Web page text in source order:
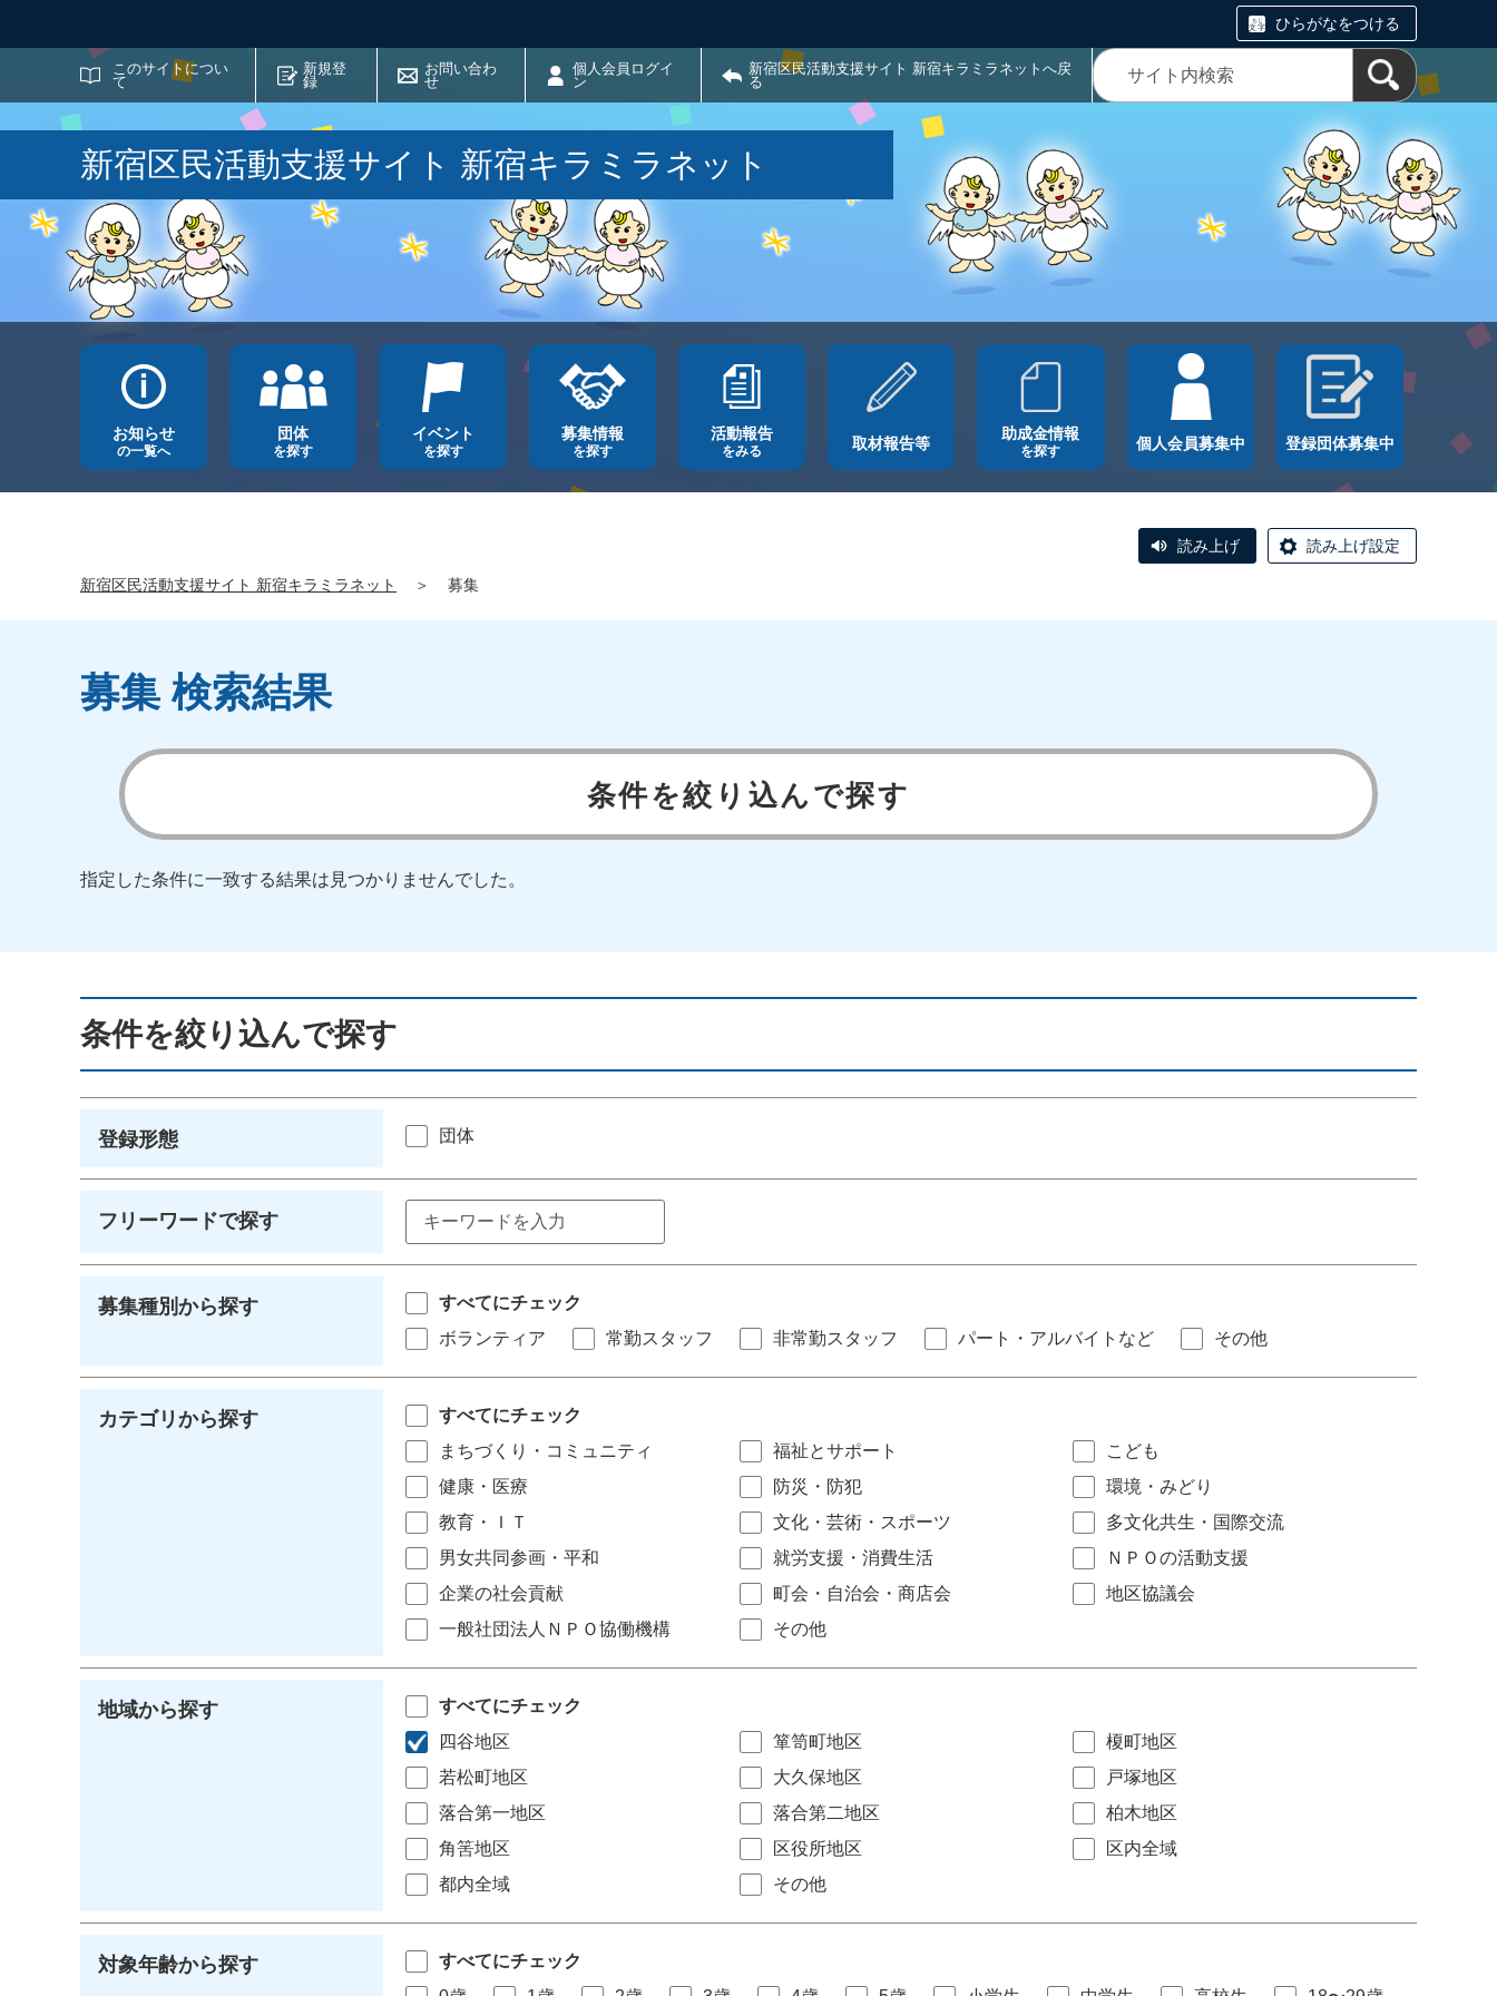
ひらがなをつける
このサイトについ
て
新規登
録
お問い合わ
せ
個人会員ログイ
ン
新宿区民活動支援サイト 新宿キラミラネットへ戻
る
サイト内検索
新宿区民活動支援サイト 新宿キラミラネット
お知らせ
の一覧へ
団体
を探す
イベント
を探す
募集情報
を探す
活動報告
をみる 取材報告等
助成金情報
を探す 個人会員募集中 登録団体募集中
読み上げ 読み上げ設定
新宿区民活動支援サイト 新宿キラミラネット ＞ 募集
募集 検索結果
条件を絞り込んで探す
指定した条件に一致する結果は見つかりませんでした。
条件を絞り込んで探す
登録形態 団体
フリーワードで探す
募集種別から探す
すべてにチェック
ボランティア
常勤スタッフ 非常勤スタッフ パート・アルバイトなど その他
カテゴリから探す
すべてにチェック
まちづくり・コミュニティ
福祉とサポート
こども
健康・医療
防災・防犯
環境・みどり
教育・ＩＴ
文化・芸術・スポーツ
多文化共生・国際交流
男女共同参画・平和
就労支援・消費生活
ＮＰＯの活動支援
企業の社会貢献
町会・自治会・商店会
地区協議会
一般社団法人ＮＰＯ協働機構
その他
地域から探す
すべてにチェック
四谷地区
箪笥町地区
榎町地区
若松町地区
大久保地区
戸塚地区
落合第一地区
落合第二地区
柏木地区
角筈地区
区役所地区
区内全域
都内全域
その他
対象年齢から探す
すべてにチェック